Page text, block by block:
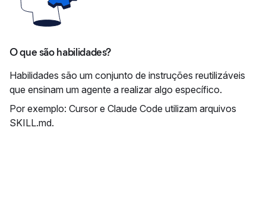
O que são habilidades?
Habilidades são um conjunto de instruções reutilizáveis
que ensinam um agente a realizar algo específico.
Por exemplo: Cursor e Claude Code utilizam arquivos
SKILL.md.